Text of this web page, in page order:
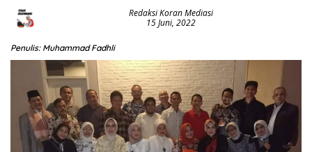
Redaksi Koran Mediasi
15 Juni, 2022
Penulis: Muhammad Fadhli